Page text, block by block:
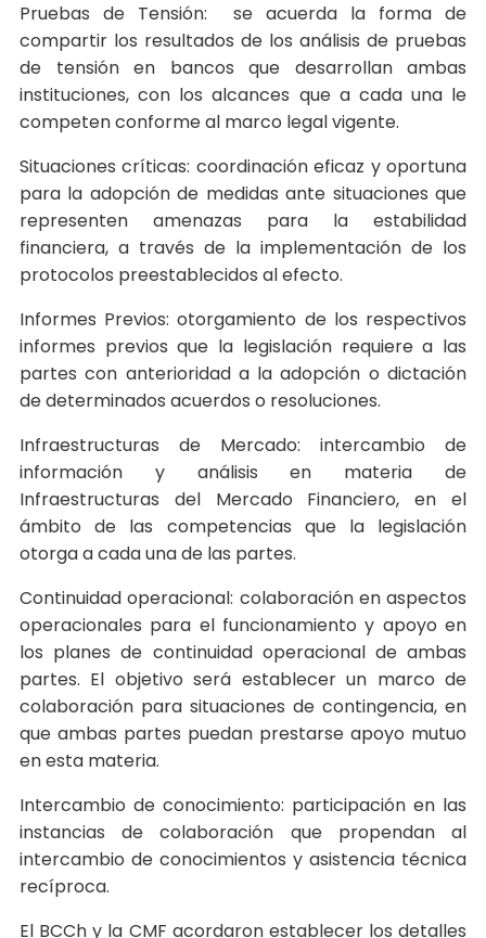
Pruebas de Tensión: se acuerda la forma de
compartir los resultados de los análisis de pruebas
de tensión en bancos que desarrollan ambas
instituciones, con los alcances que a cada una le
competen conforme al marco legal vigente.
Situaciones críticas: coordinación eficaz y oportuna
para la adopción de medidas ante situaciones que
representen amenazas para la estabilidad
financiera, a través de la implementación de los
protocolos preestablecidos al efecto.
Informes Previos: otorgamiento de los respectivos
informes previos que la legislación requiere a las
partes con anterioridad a la adopción o dictación
de determinados acuerdos o resoluciones.
Infraestructuras de Mercado: intercambio de
información y análisis en materia de
Infraestructuras del Mercado Financiero, en el
ámbito de las competencias que la legislación
otorga a cada una de las partes.
Continuidad operacional: colaboración en aspectos
operacionales para el funcionamiento y apoyo en
los planes de continuidad operacional de ambas
partes. El objetivo será establecer un marco de
colaboración para situaciones de contingencia, en
que ambas partes puedan prestarse apoyo mutuo
en esta materia.
Intercambio de conocimiento: participación en las
instancias de colaboración que propendan al
intercambio de conocimientos y asistencia técnica
recíproca.
El BCCh y la CMF acordaron establecer los detalles